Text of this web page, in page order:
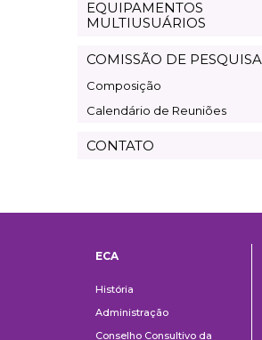
EQUIPAMENTOS
MULTIUSUÁRIOS
COMISSÃO DE PESQUISA
Composição
Calendário de Reuniões
CONTATO
ECA
História
Administração
Conselho Consultivo da